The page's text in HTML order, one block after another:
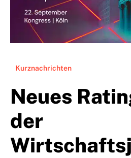
Kurznachrichten
Neues
der